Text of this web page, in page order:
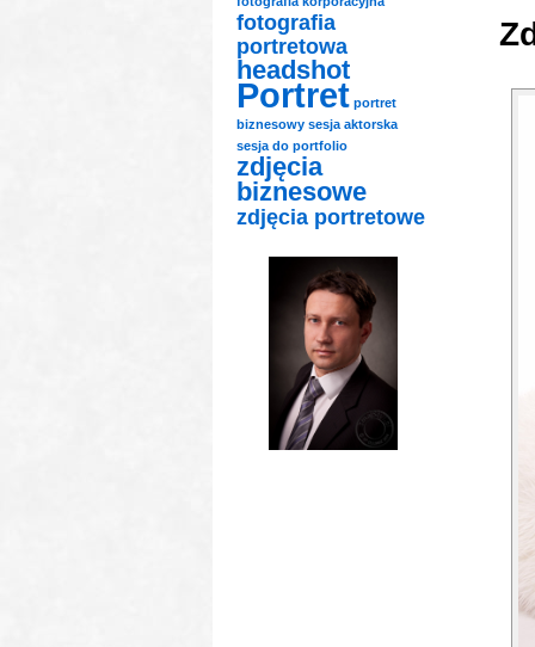
fotografia
portretowa
headshot
Portret portret
biznesowy sesja aktorska
sesja do portfolio
zdjęcia
biznesowe
zdjęcia portretowe